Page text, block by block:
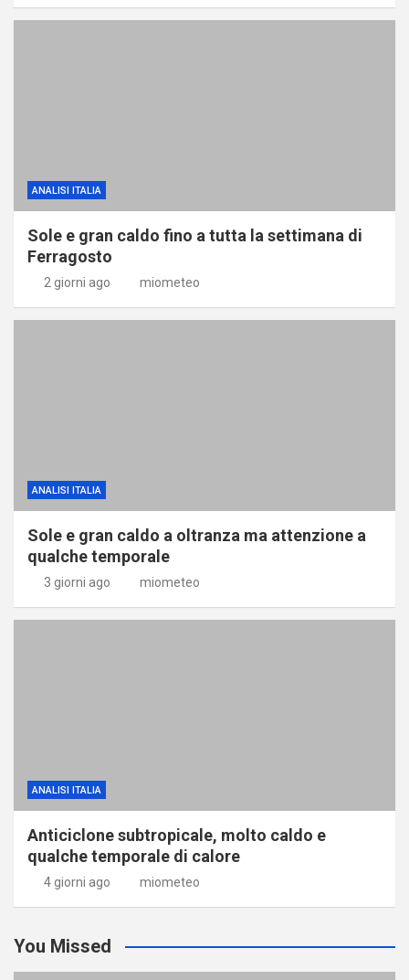
ANALISI ITALIA
Sole e gran caldo fino a tutta la settimana di
Ferragosto
2 giorni ago miometeo
ANALISI ITALIA
Sole e gran caldo a oltranza ma attenzione a
qualche temporale
3 giorni ago miometeo
ANALISI ITALIA
Anticiclone subtropicale, molto caldo e
qualche temporale di calore
4 giorni ago miometeo
You Missed